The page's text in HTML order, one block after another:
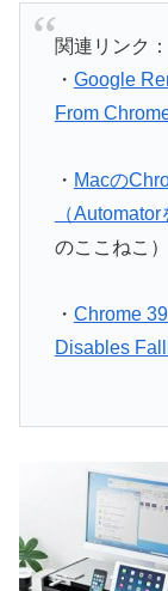
関連リンク：
・ Google
From
・ Macの
（Automator
のここねこ）
・ Chrome
Disables